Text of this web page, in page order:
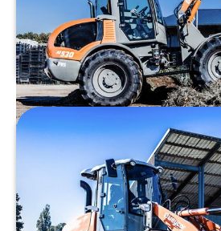
Kaatokuorma:5577/4948
TUTUSTU
Pyöräkuormaaja
Paino:9700 kg
Moottori:Deutz TCD 3.6 L4
Päästöluokka:Stage V